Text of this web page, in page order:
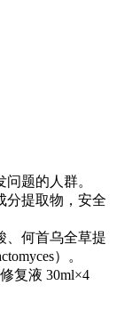
题的人群。
分提取物，安全
、何首乌全草提
）。
复液 30ml×4